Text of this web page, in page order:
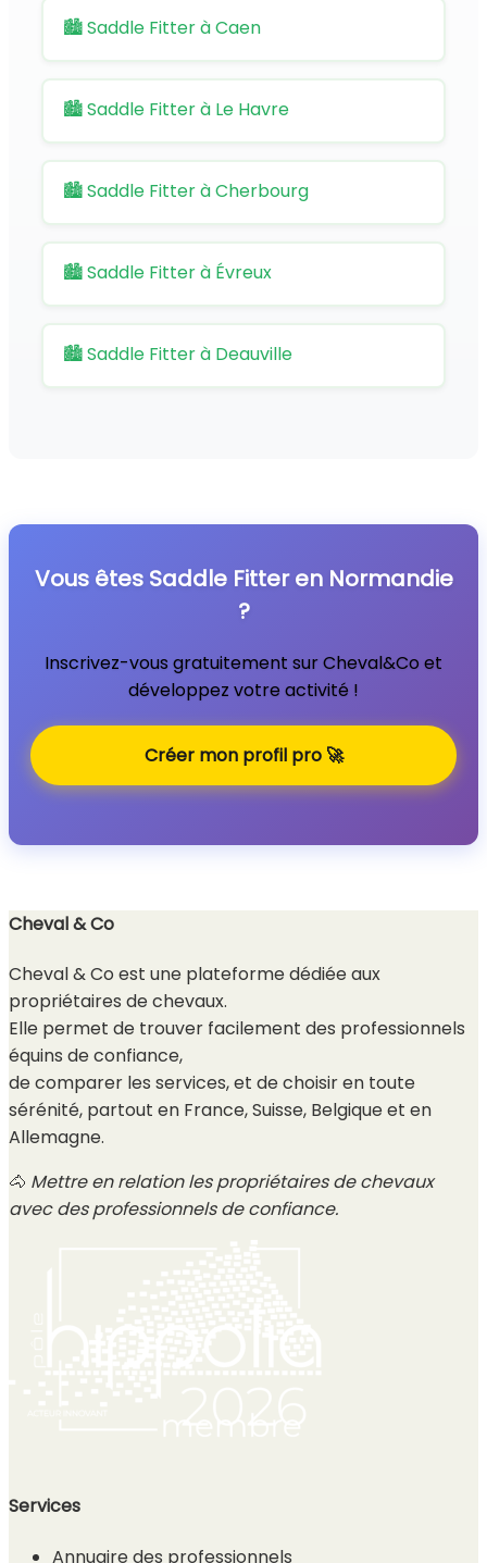
🏙️ Saddle Fitter à Caen
🏙️ Saddle Fitter à Le Havre
🏙️ Saddle Fitter à Cherbourg
🏙️ Saddle Fitter à Évreux
🏙️ Saddle Fitter à Deauville
Vous êtes Saddle Fitter en Normandie
?
Inscrivez-vous gratuitement sur Cheval&Co et
développez votre activité !
Créer mon profil pro 🚀
Cheval & Co
Cheval & Co est une plateforme dédiée aux
propriétaires de chevaux.
Elle permet de trouver facilement des professionnels
équins de confiance,
de comparer les services, et de choisir en toute
sérénité, partout en France, Suisse, Belgique et en
Allemagne.
🐴 Mettre en relation les propriétaires de chevaux
avec des professionnels de confiance.
Services
Annuaire des professionnels